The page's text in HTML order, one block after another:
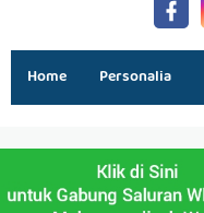
Home Personalia